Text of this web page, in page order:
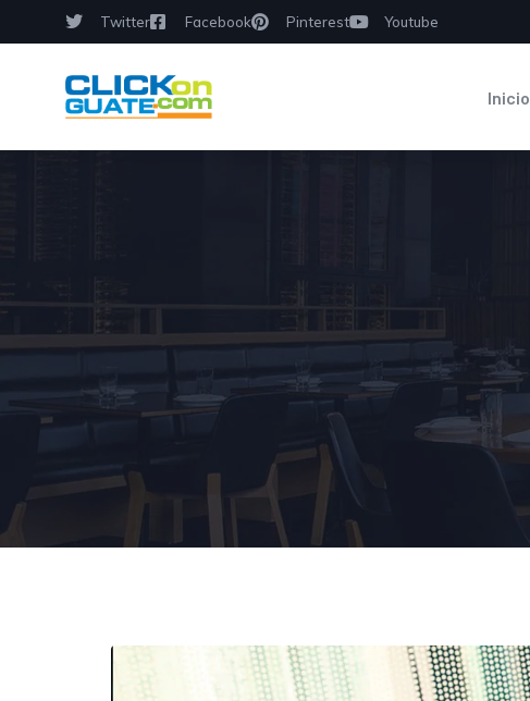
Twitter Facebook Pinterest Youtube
Inicio